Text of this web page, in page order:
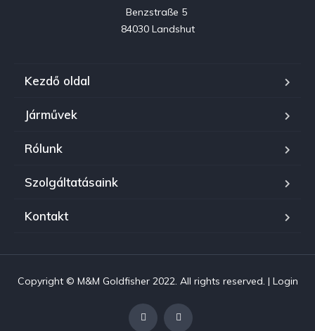
Benzstraße 5
84030 Landshut
Kezdő oldal
Járművek
Rólunk
Szolgáltatásaink
Kontakt
Copyright © M&M Goldfisher 2022. All rights reserved. | Login